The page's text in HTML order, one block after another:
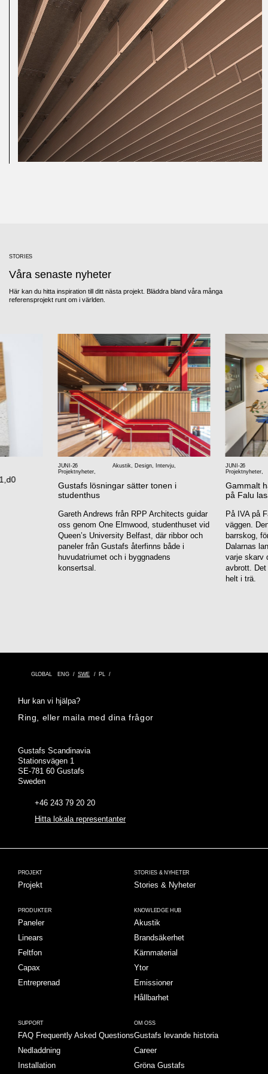
STORIES
Våra senaste nyheter
Här kan du hitta inspiration till ditt nästa projekt. Bläddra bland våra många
referensprojekt runt om i världen.
JUNI-26 Akustik Design, Intervju,
Projektnyheter,
Gustafs lösningar sätter tonen i
studenthus
Gareth Andrews från RPP Architects guidar
oss genom One Elmwood, studenthuset vid
Queen’s University Belfast, där ribbor och
paneler från Gustafs återfinns både i
huvudatriumet och i byggnadens
konsertsal.
JUNI-26
Projektnyheter,
Gammalt
på Falu
På IVA på
väggen.
barrskog,
Dalarnas
varje skarv
avbrott. Det
helt i trä.
GLOBAL ENG SWE PL
Hur kan vi hjälpa?
Ring, eller maila med dina frågor
Gustafs Scandinavia
Stationsvägen 1
SE-781 60 Gustafs
Sweden
+46 243 79 20 20
Hitta lokala representanter
PROJEKT
Projekt
STORIES & NYHETER
Stories & Nyheter
PRODUKTER
Paneler
Linears
Feltfon
Capax
Entreprenad
KNOWLEDGE HUB
Akustik
Brandsäkerhet
Kärnmaterial
Ytor
Emissioner
Hållbarhet
SUPPORT
FAQ Frequently Asked Questions
Nedladdning
Installation
OM OSS
Gustafs levande historia
Career
Gröna Gustafs